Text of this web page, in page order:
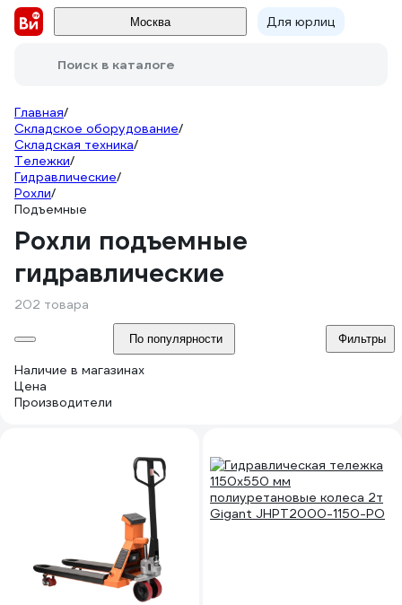
Москва Для юрлиц
Поиск в каталоге
Главная/
Складское оборудование/
Складская техника/
Тележки/
Гидравлические/
Рохли/
Подъемные
Рохли подъемные
гидравлические
202 товара
По популярности Фильтры
Наличие в магазинах
Цена
Производители